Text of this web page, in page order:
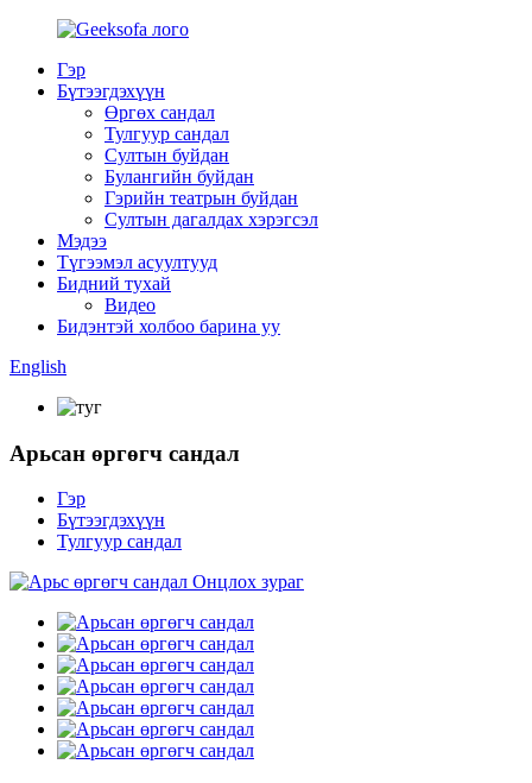
Гэр
Бүтээгдэхүүн
Өргөх сандал
Тулгуур сандал
Султын буйдан
Булангийн буйдан
Гэрийн театрын буйдан
Султын дагалдах хэрэгсэл
Мэдээ
Түгээмэл асуултууд
Бидний тухай
Видео
Бидэнтэй холбоо барина уу
English
Арьсан өргөгч сандал
Гэр
Бүтээгдэхүүн
Тулгуур сандал